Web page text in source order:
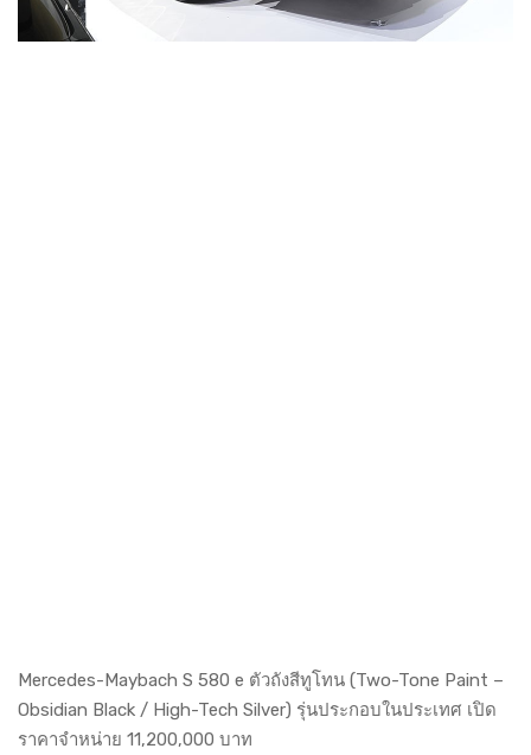
Mercedes-Maybach S 580 e ตัวถังสีทูโทน (Two-Tone Paint –
Obsidian Black / High-Tech Silver) รุ่นประกอบในประเทศ เปิด
ราคาจำหน่าย 11,200,000 บาท